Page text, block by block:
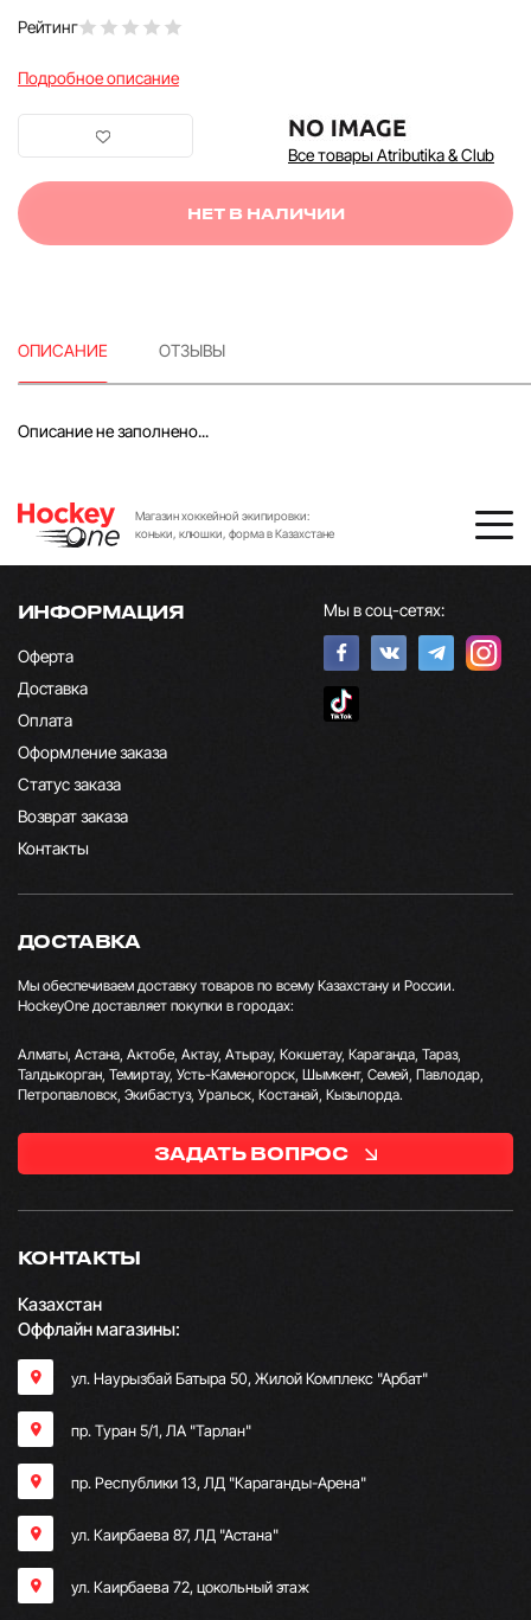
Рейтинг
Подробное описание
Все товары Atributika & Club
НЕТ В НАЛИЧИИ
ОПИСАНИЕ ОТЗЫВЫ
Описание не заполнено...
Магазин хоккейной экипировки:
коньки, клюшки, форма в Казахстане
ИНФОРМАЦИЯ
Оферта
Доставка
Оплата
Оформление заказа
Статус заказа
Возврат заказа
Контакты
Мы в соц-сетях:
КОНТАКТЫ
Казахстан
Оффлайн магазины:
ул. Наурызбай Батыра 50, Жилой Комплекс "Арбат"
пр. Туран 5/1, ЛА "Тарлан"
пр. Республики 13, ​ЛД "Караганды-Арена"
ул. Каирбаева 87, ЛД "Астана"
ул. Каирбаева 72, цокольный этаж
ДОСТАВКА
Мы обеспечиваем доставку товаров по всему Казахстану и России.
HockeyOne доставляет покупки в городах:
Алматы, Астана, Актобе, Актау, Атырау, Кокшетау, Караганда, Тараз,
Талдыкорган, Темиртау, Усть-Каменогорск, Шымкент, Семей, Павлодар,
Петропавловск, Экибастуз, Уральск, Костанай, Кызылорда.
ЗАДАТЬ ВОПРОС